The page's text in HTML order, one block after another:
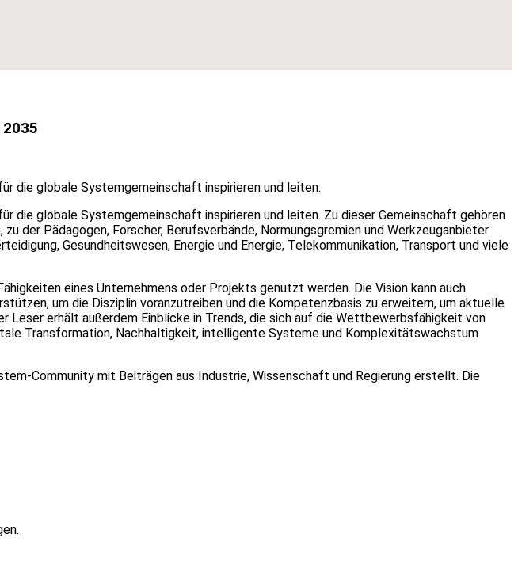
2035
die globale Systemgemeinschaft inspirieren und leiten.
die globale Systemgemeinschaft inspirieren und leiten. Zu dieser Gemeinschaft gehören
der Pädagogen, Forscher, Berufsverbände, Normungsgremien und Werkzeuganbieter
Gesundheitswesen, Energie und Energie, Telekommunikation, Transport und viele
eines Unternehmens oder Projekts genutzt werden. Die Vision kann auch
um die Disziplin voranzutreiben und die Kompetenzbasis zu erweitern, um aktuelle
erhält außerdem Einblicke in Trends, die sich auf die Wettbewerbsfähigkeit von
Transformation, Nachhaltigkeit, intelligente Systeme und Komplexitätswachstum
Community mit Beiträgen aus Industrie, Wissenschaft und Regierung erstellt. Die